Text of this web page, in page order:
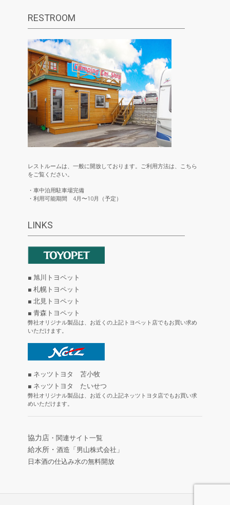
RESTROOM
レストルームは、一般に開放しております。ご利用方法は、こちら
をご覧ください。
・車中泊用駐車場完備
・利用可能期間 4月〜10月（予定）
LINKS
■ 旭川トヨペット
■ 札幌トヨペット
■ 北見トヨペット
■ 青森トヨペット
弊社オリジナル製品は、お近くの上記トヨペット店でもお買い求め
いただけます。
■ ネッツトヨタ 苫小牧
■ ネッツトヨタ たいせつ
弊社オリジナル製品は、お近くの上記ネッツトヨタ店でもお買い求
めいただけます。
協力店 ・関連サイト一覧
給水所・ 酒造「男山株式会社」
日本酒の仕込み水の無料開放